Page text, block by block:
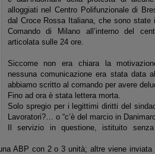
alloggiati nel Centro Polifunzionale di
dal Croce Rossa Italiana, che sono state
Comando di Milano all’interno del
articolata sulle 24 ore.
Siccome non era chiara la
nessuna comunicazione era stata data
abbiamo scritto al comando per avere
Fino ad ora è stata lettera morta.
Solo spregio per i legittimi diritti del
Lavoratori?… o “c’è del marcio in
Il servizio in questione, istituito
ABP con 2 o 3 unità; altre viene inviata